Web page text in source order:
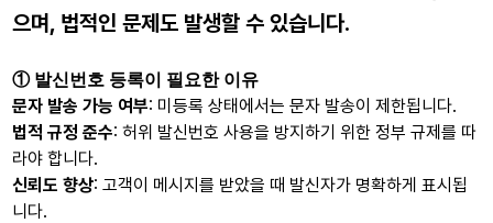
으며, 법적인 문제도 발생할 수 있습니다.
① 발신번호 등록이 필요한 이유
문자 발송 가능 여부: 미등록 상태에서는 문자 발송이 제한됩니다.
법적 규정 준수: 허위 발신번호 사용을 방지하기 위한 정부 규제를 따
라야 합니다.
신뢰도 향상: 고객이 메시지를 받았을 때 발신자가 명확하게 표시됩
니다.